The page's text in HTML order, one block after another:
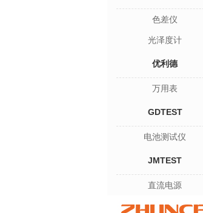
色差仪
光泽度计
优利德
万用表
GDTEST
电池测试仪
JMTEST
直流电源